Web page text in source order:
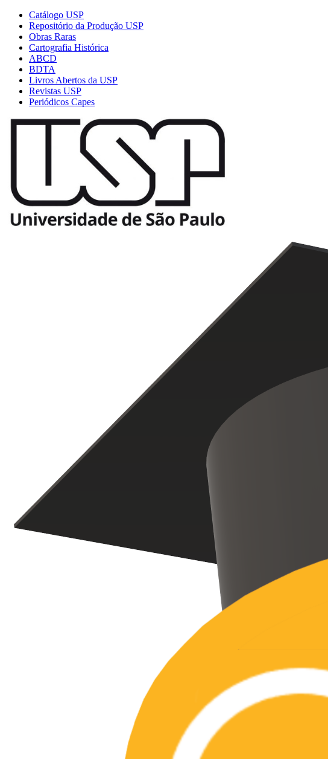
Catálogo USP
Repositório da Produção USP
Obras Raras
Cartografia Histórica
ABCD
BDTA
Livros Abertos da USP
Revistas USP
Periódicos Capes